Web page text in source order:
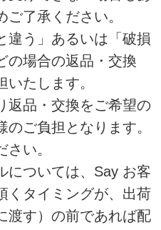
プ
（休み：日